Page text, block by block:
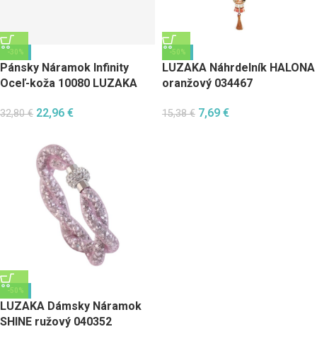
-30%
Pánsky Náramok Infinity
Oceľ-koža 10080 LUZAKA
32,80€ 22,96 €
-50%
LUZAKA Náhrdelník HALONA
oranžový 034467
15,38€ 7,69 €
-50%
LUZAKA Dámsky Náramok
SHINE ružový 040352